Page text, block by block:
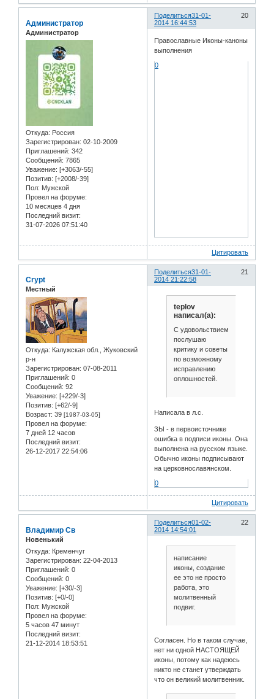
Поделиться 20
31-01-
2014 16:44:53
Администратор
Администратор
Откуда: Россия
Зарегистрирован: 02-10-2009
Приглашений: 342
Сообщений: 7865
Уважение: [+3063/-55]
Позитив: [+2008/-39]
Пол: Мужской
Провел на форуме:
10 месяцев 4 дня
Последний визит:
31-07-2026 07:51:40
Православные Иконы-каноны
выполнения
0
Цитировать
Поделиться 21
31-01-
2014 21:22:58
Crypt
Местный
Откуда: Калужская обл., Жуковский
р-н
Зарегистрирован: 07-08-2011
Приглашений: 0
Сообщений: 92
Уважение: [+229/-3]
Позитив: [+62/-9]
Возраст: 39 [1987-03-05]
Провел на форуме:
7 дней 12 часов
Последний визит:
26-12-2017 22:54:06
teplov
написал(а):
С удовольствием
послушаю
критику и советы
по возможному
исправлению
оплошностей.
Написала в л.с.
ЗЫ - в первоисточнике
ошибка в подписи иконы. Она
выполнена на русском языке.
Обычно иконы подписывают
на церковнославянском.
0
Цитировать
Поделиться 22
01-02-
2014 14:54:01
Владимир Св
Новенький
Откуда: Кременчуг
Зарегистрирован: 22-04-2013
Приглашений: 0
Сообщений: 0
Уважение: [+30/-3]
Позитив: [+0/-0]
Пол: Мужской
Провел на форуме:
5 часов 47 минут
Последний визит:
21-12-2014 18:53:51
написание
иконы, создание
ее это не просто
работа, это
молитвенный
подвиг.
Согласен. Но в таком случае,
нет ни одной НАСТОЯЩЕЙ
иконы, потому как надеюсь
никто не станет утверждать
что он великий молитвенник.